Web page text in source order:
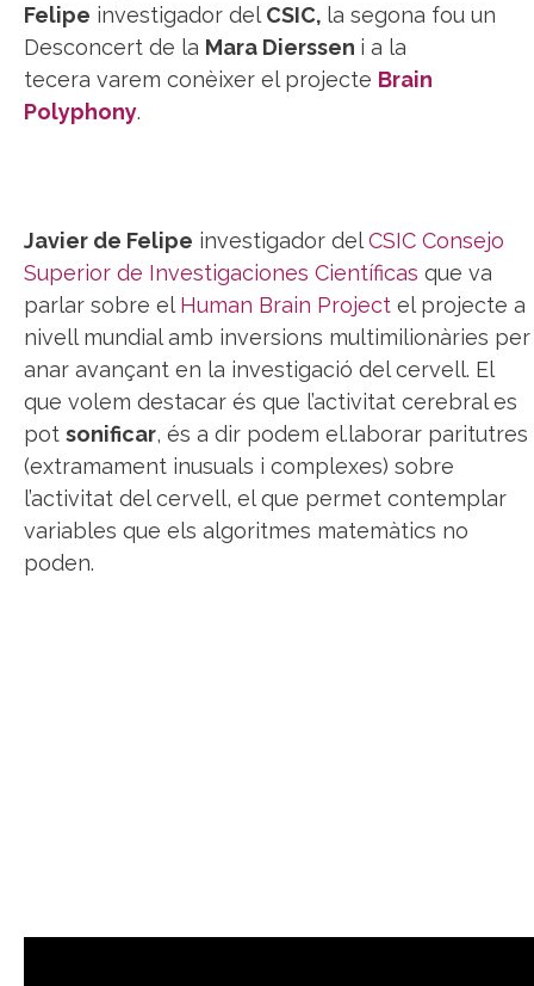
Felipe investigador del CSIC, la segona fou un
Desconcert de la Mara Dierssen i a la
tecera varem conèixer el projecte Brain
Polyphony.
Javier de Felipe investigador delCSIC Consejo
Superior de Investigaciones Científicas que va
parlar sobre el Human Brain Project el projecte a
nivell mundial amb inversions multimilionàries per
anar avançant en la investigació del cervell. El
que volem destacar és que l’activitat cerebral es
pot sonificar, és a dir podem el.laborar paritutres
(extramament inusuals i complexes) sobre
l’activitat del cervell, el que permet contemplar
variables que els algoritmes matemàtics no
poden.